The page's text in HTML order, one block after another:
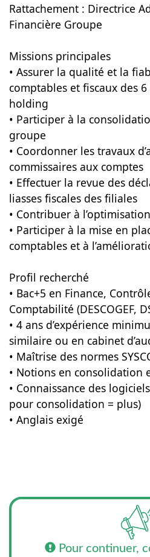
Rattachement : Directrice
Financière Groupe
Missions principales
• Assurer la qualité et la
comptables et fiscaux des
holding
• Participer à la
groupe
• Coordonner les travaux
commissaires aux comptes
• Effectuer la revue des
liasses fiscales des filiales
• Contribuer à
• Participer à la mise en
comptables et à
Profil recherché
• Bac+5 en Finance,
Comptabilité (DESCOGEF,
• 4 ans d’expérience
similaire ou en cabinet
• Maîtrise des normes
• Notions en consolidation
• Connaissance des
pour consolidation = plus)
• Anglais exigé
Pour continuer,